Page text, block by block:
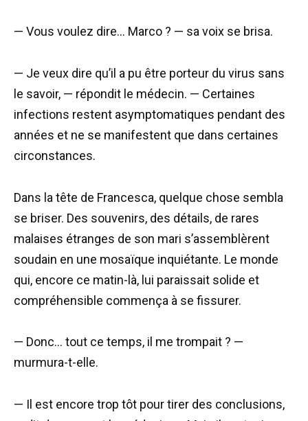
— Vous voulez dire… Marco ? — sa voix se brisa.
— Je veux dire qu’il a pu être porteur du virus sans
le savoir, — répondit le médecin. — Certaines
infections restent asymptomatiques pendant des
années et ne se manifestent que dans certaines
circonstances.
Dans la tête de Francesca, quelque chose sembla
se briser. Des souvenirs, des détails, de rares
malaises étranges de son mari s’assemblèrent
soudain en une mosaïque inquiétante. Le monde
qui, encore ce matin-là, lui paraissait solide et
compréhensible commença à se fissurer.
— Donc… tout ce temps, il me trompait ? —
murmura-t-elle.
— Il est encore trop tôt pour tirer des conclusions,